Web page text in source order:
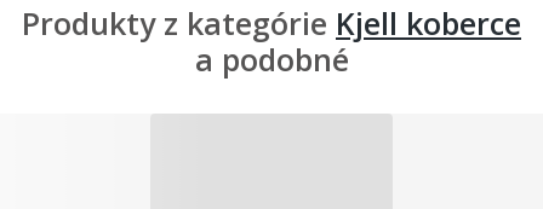
Produkty z kategórie Kjell koberce
a podobné